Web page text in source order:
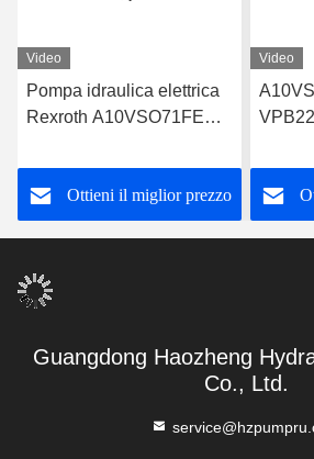
Video
Pompa idraulica elettrica
Rexroth A10VSO71FED-
Ottieni il miglior prezzo
Video
Guangdong Haozheng
Co., Ltd.